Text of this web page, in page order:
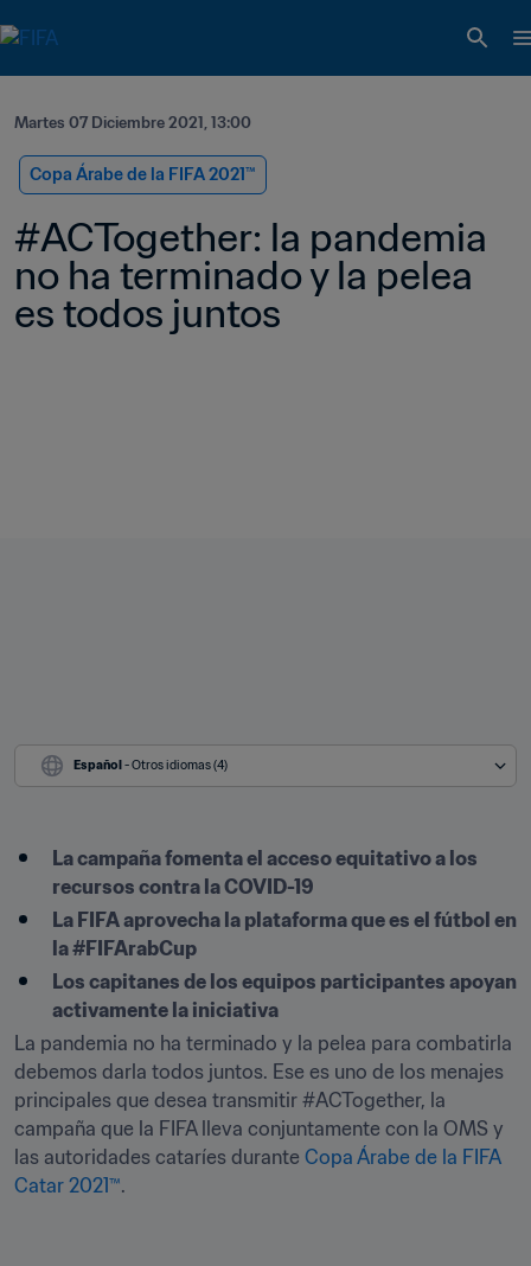
Martes 07 Diciembre 2021, 13:00
Copa Árabe de la FIFA 2021™
#ACTogether: la pandemia
no ha terminado y la pelea
es todos juntos
Español - Otros idiomas (4)
La campaña fomenta el acceso equitativo a los
recursos contra la COVID-19
La FIFA aprovecha la plataforma que es el fútbol en
la #FIFArabCup
Los capitanes de los equipos participantes apoyan
activamente la iniciativa
La pandemia no ha terminado y la pelea para combatirla
debemos darla todos juntos. Ese es uno de los menajes
principales que desea transmitir #ACTogether, la
campaña que la FIFA lleva conjuntamente con la OMS y
las autoridades cataríes durante Copa Árabe de la FIFA
Catar 2021™.